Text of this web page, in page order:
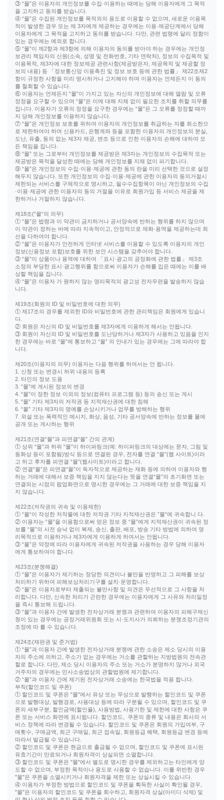
③ “몰”은 이용자의 개인정보를 수집·이용하는 때에는 당해 이용자에게 그 목적
을 고지하고 동의를 받습니다.
④ “몰”은 수집된 개인정보를 목적외의 용도로 이용할 수 없으며, 새로운 이용목
적이 발생한 경우 또는 제 3자에게 제공하는 경우에는 이용·제공단계에서 당해
이용자에게 그 목적을 고지하고 동의를 받습니다. 다만, 관련 법령에 달리 정함이
있는 경우에는 예외로 합니다.
⑤ “몰”이 제2항과 제3항에 의해 이용자의 동의를 받아야 하는 경우에는 개인정
보관리 책임자의 신원(소속, 성명 및 전화번호, 기타 연락처), 정보의 수집목적 및
이용목적, 제3자에 대한 정보제공 관련사항(제공받은자, 제공목적 및 제공할 정
보의 내용) 등 「정보통신망 이용촉진 및 정보 보호 등에 관한 법률」 제22조제2
항이 규정한 사항을 미리 명시하거나 고지해야 하며 이용자는 언제든지 이 동의
를 철회할 수 있습니다.
⑥ 이용자는 언제든지 “몰”이 가지고 있는 자신의 개인정보에 대해 열람 및 오류
정정을 요구할 수 있으며 “몰”은 이에 대해 지체 없이 필요한 조치를 취할 의무를
집니다. 이용자가 오류의 정정을 요구한 경우에는 “몰”은 그 오류를 정정할 때까
지 당해 개인정보를 이용하지 않습니다.
⑦ “몰”은 개인정보 보호를 위하여 이용자의 개인정보를 취급하는 자를 최소한으
로 제한하여야 하며 신용카드, 은행계좌 등을 포함한 이용자의 개인정보의 분실,
도난, 유출, 동의 없는 제3자 제공, 변조 등으로 인한 이용자의 손해에 대하여 모
든 책임을 집니다.
⑧ “몰” 또는 그로부터 개인정보를 제공받은 제3자는 개인정보의 수집목적 또는
제공받은 목적을 달성한 때에는 당해 개인정보를 지체 없이 파기합니다.
⑨ “몰”은 개인정보의 수집·이용·제공에 관한 동의 란을 미리 선택한 것으로 설정
해두지 않습니다. 또한 개인정보의 수집·이용·제공에 관한 이용자의 동의거절시
제한되는 서비스를 구체적으로 명시하고, 필수수집항목이 아닌 개인정보의 수집
·이용·제공에 관한 이용자의 동의 거절을 이유로 회원가입 등 서비스 제공을 제
한하거나 거절하지 않습니다.
제18조(“몰“의 의무)
① “몰”은 법령과 이 약관이 금지하거나 공서양속에 반하는 행위를 하지 않으며
이 약관이 정하는 바에 따라 지속적이고, 안정적으로 재화·용역을 제공하는데 최
선을 다하여야 합니다.
② “몰”은 이용자가 안전하게 인터넷 서비스를 이용할 수 있도록 이용자의 개인
정보(신용정보 포함)보호를 위한 보안 시스템을 갖추어야 합니다.
③ “몰”이 상품이나 용역에 대하여 「표시·광고의 공정화에 관한 법률」 제3조
소정의 부당한 표시·광고행위를 함으로써 이용자가 손해를 입은 때에는 이를 배
상할 책임을 집니다.
④ “몰”은 이용자 가 원하지 않는 영리목적의 광고성 전자우편을 발송하지 않습
니다.
제19조(회원의 ID 및 비밀번호에 대한 의무)
① 제17조의 경우를 제외한 ID와 비밀번호에 관한 관리책임은 회원에게 있습니
다.
② 회원은 자신의 ID 및 비밀번호를 제3자에게 이용하게 해서는 안됩니다.
③ 회원이 자신의 ID 및 비밀번호를 도난당하거나 제3자가 사용하고 있음을 인지
한 경우에는 바로 “몰”에 통보하고 “몰” 의 안내가 있는 경우에는 그에 따라야 합
니다.
제20조(이용자의 의무) 이용자는 다음 행위를 하여서는 안 됩니다.
1. 신청 또는 변경시 허위 내용의 등록
2. 타인의 정보 도용
3. “몰”에 게시된 정보의 변경
4. “몰”이 정한 정보 이외의 정보(컴퓨터 프로그램 등) 등의 송신 또는 게시
5. “몰” 기타 제3자의 저작권 등 지적재산권에 대한 침해
6. “몰” 기타 제3자의 명예를 손상시키거나 업무를 방해하는 행위
7. 외설 또는 폭력적인 메시지, 화상, 음성, 기타 공서양속에 반하는 정보를 몰에
공개 또는 게시하는 행위
제21조(연결“몰”과 피연결“몰” 간의 관계)
① 상위 “몰”과 하위 “몰”이 하이퍼링크(예: 하이퍼링크의 대상에는 문자, 그림 및
동화상 등이 포함됨)방식 등으로 연결된 경우, 전자를 연결 “몰”(웹 사이트)이라
고 하고 후자를 피연결 “몰”(웹사이트)이라고 합니다.
② 연결“몰”은 피연결“몰”이 독자적으로 제공하는 재화 등에 의하여 이용자와 행
하는 거래에 대해서 보증 책임을 지지 않는다는 뜻을 연결“몰”의 초기화면 또는
연결되는 시점의 팝업화면으로 명시한 경우에는 그 거래에 대한 보증 책임을 지
지 않습니다.
제22조(저작권의 귀속 및 이용제한)
① “몰“이 작성한 저작물에 대한 저작권 기타 지적재산권은 ”몰“에 귀속합니 다.
② 이용자는 “몰”을 이용함으로써 얻은 정보 중 “몰”에게 지적재산권이 귀속된 정
보를 “몰”의 사전 승낙 없이 복제, 송신, 출판, 배포, 방송 기타 방법에 의하여 영
리목적으로 이용하거나 제3자에게 이용하게 하여서는 안됩니다.
③ “몰”은 약정에 따라 이용자에게 귀속된 저작권을 사용하는 경우 당해 이용자
에게 통보하여야 합니다.
제23조(분쟁해결)
① “몰”은 이용자가 제기하는 정당한 의견이나 불만을 반영하고 그 피해를 보상
처리하기 위하여 피해보상처리기구를 설치·운영합니다.
② “몰”은 이용자로부터 제출되는 불만사항 및 의견은 우선적으로 그 사항을 처
리합니다. 다만, 신속한 처리가 곤란한 경우에는 이용자에게 그 사유와 처리일정
을 즉시 통보해 드립니다.
③ “몰”과 이용자 간에 발생한 전자상거래 분쟁과 관련하여 이용자의 피해구제신
청이 있는 경우에는 공정거래위원회 또는 시·도지사가 의뢰하는 분쟁조정기관의
조정에 따 를 수 있습니다.
제24조(재판권 및 준거법)
① “몰”과 이용자 간에 발생한 전자상거래 분쟁에 관한 소송은 제소 당시의 이용
자의 주소에 의하고, 주소가 없는 경우에는 거소를 관할하는 지방법원의 전속관
할로 합니다. 다만, 제소 당시 이용자의 주소 또는 거소가 분명하지 않거나 외국
거주자의 경우에는 민사소송법상의 관할법원에 제기합니다.
② “몰”과 이용자 간에 제기된 전자상거래 소송에는 한국법을 적용 합니다.
부칙(할인코드 및 쿠폰)
① 할인코드 및 쿠폰은 "몰"에서 유상 또는 무상으로 발행하는 할인코드 및 쿠폰
으로 발행대상, 발행경로, 사용대상 등에 따라 구분될 수 있으며, 할인코드 및 쿠
폰의 세부구분, 할인금액(할인율), 사용방법, 사용기한 및 제한에 대한 사항은 쿠
폰 또는 서비스 화면에 표시됩니다. 할인코드, 쿠폰의 종류 및 내용은 회사의 서
비스 정책에 따라 변경될 수 있습니다. 할인코드 및 쿠폰은 회원의 가입여부, 구
매횟수, 구매금액, 최근 구매일, 최근 접속일, 회원등급 혜택, 회원등급 변경 등에
따라서 발급될 수 있습니다.
② 할인코드 및 쿠폰은 현금으로 출금될 수 없으며, 할인코드 및 쿠폰에 표시된
유효기간이 만료되거나 회원자격이 상실되면 소멸합니다.
③ 할인코드 및 쿠폰은 "몰"에서 별도로 명시한 경우를 제외하고는 타인에게 양
도할 수 없으며, 부정한 목적이나 용도로 사용할 수 없습니다. 이를 위반한 경우
"몰"은 쿠폰을 소멸시키거나 회원자격을 제한 또는 상실시킬 수 있습니다.
④ 이용자가 부정한 방법으로 할인코드 및 쿠폰을 획득한 사실이 확인될 경우,
"몰"은 이용자의 할인코드 및 쿠폰을 회수하고, 회원자격 상실(아이디 삭제) 및